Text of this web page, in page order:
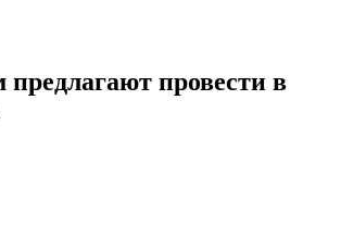
предлагают провести в